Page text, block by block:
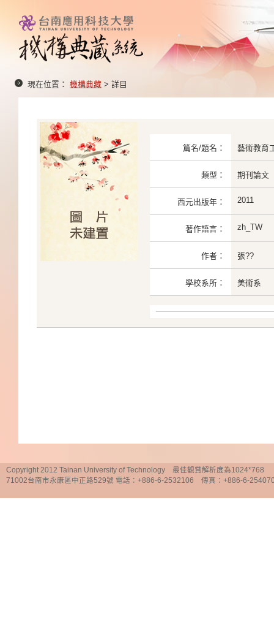
現在位置： 機構典藏 > 詳目
篇名/題名： 藝術教育
類型： 期刊論文
西元出版年： 2011
著作語言： zh_TW
作者： 張??
學校系所： 美術系
Copyright 2012 Tainan University of Technology 最佳觀賞解析度為1024*768
71002台南市永康區中正路529號 電話：+886-6-2532106 傳真：+886-6-